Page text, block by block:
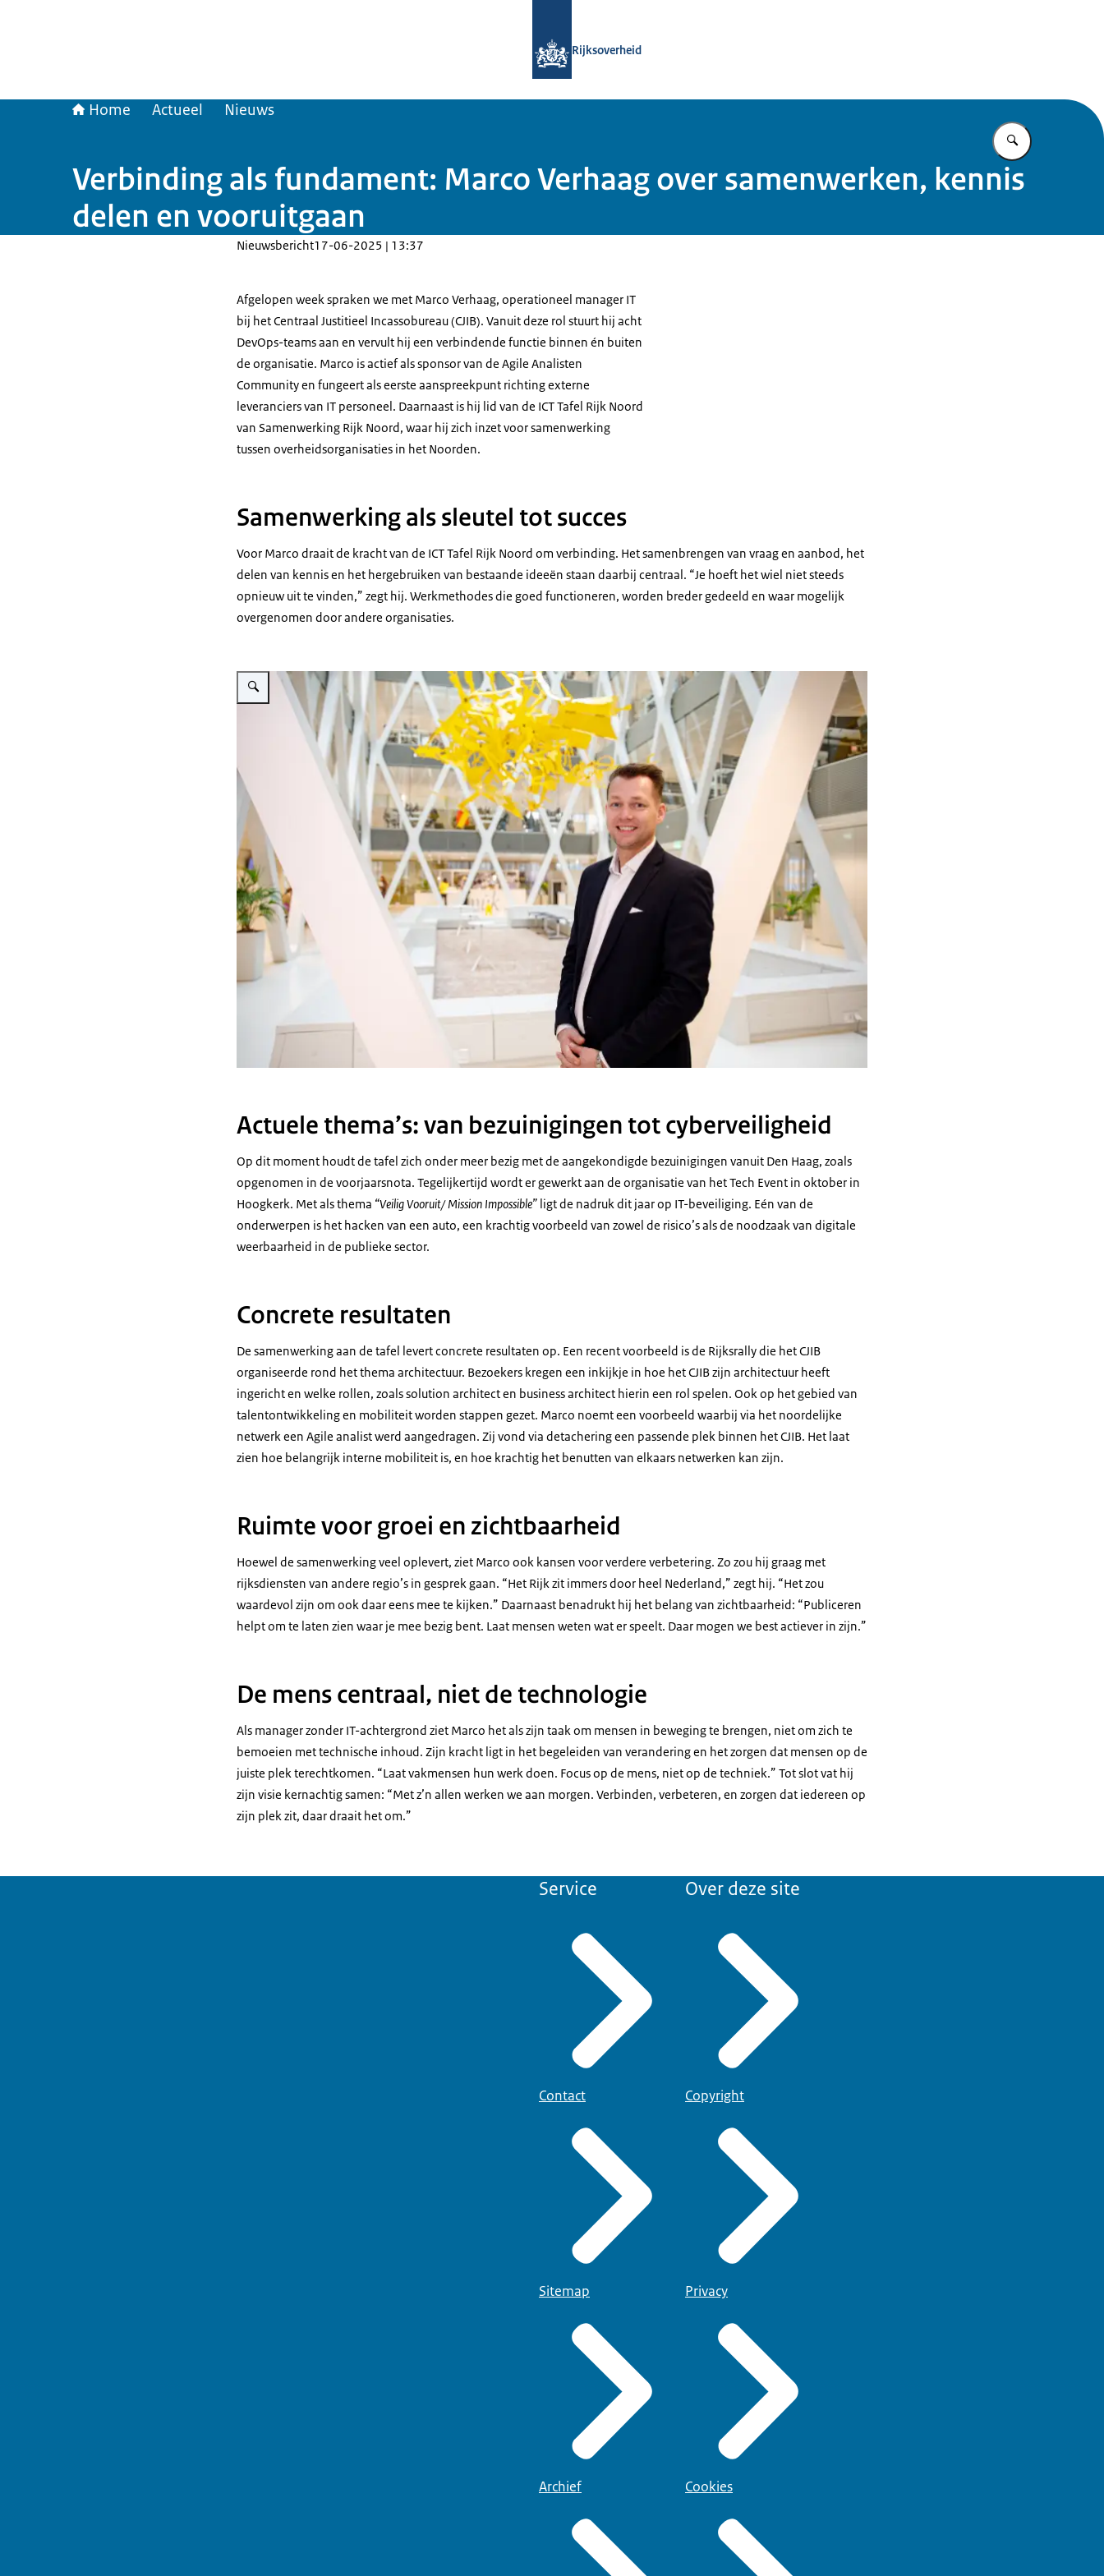
Rijksoverheid
Home Actueel Nieuws
Vul in wat u
Verbinding als fundament: Marco Verhaag over samenwerken, kennis
delen en vooruitgaan
Nieuwsbericht17-06-2025 | 13:37
Afgelopen week spraken we met Marco Verhaag, operationeel manager IT
bij het Centraal Justitieel Incassobureau (CJIB). Vanuit deze rol stuurt hij acht
DevOps-teams aan en vervult hij een verbindende functie binnen én buiten
de organisatie. Marco is actief als sponsor van de Agile Analisten
Community en fungeert als eerste aanspreekpunt richting externe
leveranciers van IT personeel. Daarnaast is hij lid van de ICT Tafel Rijk Noord
van Samenwerking Rijk Noord, waar hij zich inzet voor samenwerking
tussen overheidsorganisaties in het Noorden.
Samenwerking als sleutel tot succes
Voor Marco draait de kracht van de ICT Tafel Rijk Noord om verbinding. Het samenbrengen van vraag en aanbod, het
delen van kennis en het hergebruiken van bestaande ideeën staan daarbij centraal. “Je hoeft het wiel niet steeds
opnieuw uit te vinden,” zegt hij. Werkmethodes die goed functioneren, worden breder gedeeld en waar mogelijk
overgenomen door andere organisaties.
Vergroot afbeelding Foto van Marco Verhaag
Actuele thema’s: van bezuinigingen tot cyberveiligheid
Op dit moment houdt de tafel zich onder meer bezig met de aangekondigde bezuinigingen vanuit Den Haag, zoals
opgenomen in de voorjaarsnota. Tegelijkertijd wordt er gewerkt aan de organisatie van het Tech Event in oktober in
Hoogkerk. Met als thema “Veilig Vooruit/ Mission Impossible” ligt de nadruk dit jaar op IT-beveiliging. Eén van de
onderwerpen is het hacken van een auto, een krachtig voorbeeld van zowel de risico’s als de noodzaak van digitale
weerbaarheid in de publieke sector.
Concrete resultaten
De samenwerking aan de tafel levert concrete resultaten op. Een recent voorbeeld is de Rijksrally die het CJIB
organiseerde rond het thema architectuur. Bezoekers kregen een inkijkje in hoe het CJIB zijn architectuur heeft
ingericht en welke rollen, zoals solution architect en business architect hierin een rol spelen. Ook op het gebied van
talentontwikkeling en mobiliteit worden stappen gezet. Marco noemt een voorbeeld waarbij via het noordelijke
netwerk een Agile analist werd aangedragen. Zij vond via detachering een passende plek binnen het CJIB. Het laat
zien hoe belangrijk interne mobiliteit is, en hoe krachtig het benutten van elkaars netwerken kan zijn.
Ruimte voor groei en zichtbaarheid
Hoewel de samenwerking veel oplevert, ziet Marco ook kansen voor verdere verbetering. Zo zou hij graag met
rijksdiensten van andere regio’s in gesprek gaan. “Het Rijk zit immers door heel Nederland,” zegt hij. “Het zou
waardevol zijn om ook daar eens mee te kijken.” Daarnaast benadrukt hij het belang van zichtbaarheid: “Publiceren
helpt om te laten zien waar je mee bezig bent. Laat mensen weten wat er speelt. Daar mogen we best actiever in zijn.”
De mens centraal, niet de technologie
Als manager zonder IT-achtergrond ziet Marco het als zijn taak om mensen in beweging te brengen, niet om zich te
bemoeien met technische inhoud. Zijn kracht ligt in het begeleiden van verandering en het zorgen dat mensen op de
juiste plek terechtkomen. “Laat vakmensen hun werk doen. Focus op de mens, niet op de techniek.” Tot slot vat hij
zijn visie kernachtig samen: “Met z’n allen werken we aan morgen. Verbinden, verbeteren, en zorgen dat iedereen op
zijn plek zit, daar draait het om.”
Service
Contact
Sitemap
Archief
Over deze site
Copyright
Privacy
Cookies